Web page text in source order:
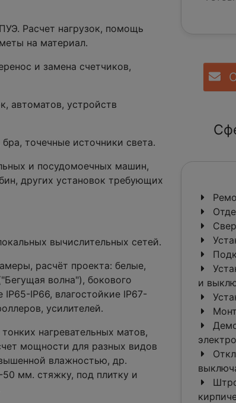
Расчет нагрузок, помощь
на материал.
и замена счетчиков,
автоматов, устройств
точечные источники света.
и посудомоечных машин,
других установок требующих
вычислительных сетей.
расчёт проекта: белые,
волна"), бокового
IP66, влагостойкие IP67-
усилителей.
нагревательных матов,
мощности для разных видов
влажностью, др.
мм. стяжку, под плитку и
и